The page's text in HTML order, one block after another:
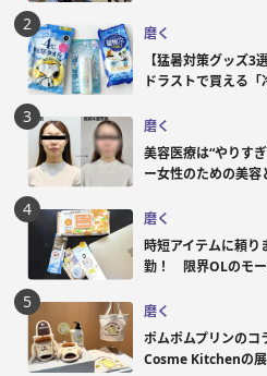
磨く
【猛暑対策グッズ3
ドラストで買える「
磨く
美容医療は“やりす
ー女性のための美容
磨く
時短アイテムに頼り
勤！ 限界OLのモー
磨く
ポムポムプリンの
Cosme Kitchenの